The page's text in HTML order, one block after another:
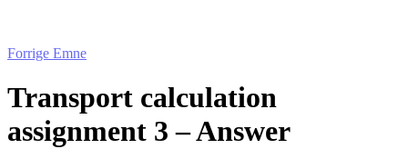
Forrige Emne
Transport calculation
assignment 3 – Answer